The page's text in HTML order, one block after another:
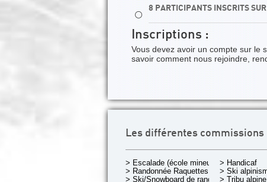
⚪
8 PARTICIPANTS INSCRITS
Inscriptions :
Vous devez avoir un compte sur le
savoir comment nous rejoindre,
Les différentes commissions
> Escalade (école mineurs)
> Randonnée Raquettes
> Ski/Snowboard de rando.
> Handicaf
> Ski
> Tribu alpine